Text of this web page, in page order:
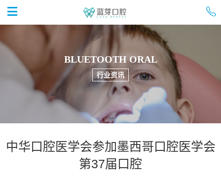
 
BLUETOOTH ORAL
行业资讯
中华口腔医学会参加墨西哥口腔医学会
第37届口腔